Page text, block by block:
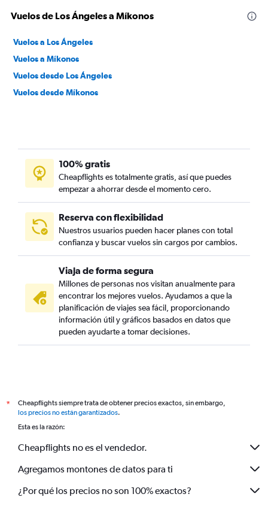
Vuelos de Los Ángeles a Míkonos
Vuelos a Los Ángeles
Vuelos a Míkonos
Vuelos desde Los Ángeles
Vuelos desde Míkonos
100% gratis
Cheapflights es totalmente gratis, así que puedes
empezar a ahorrar desde el momento cero.
Reserva con flexibilidad
Nuestros usuarios pueden hacer planes con total
confianza y buscar vuelos sin cargos por cambios.
Viaja de forma segura
Millones de personas nos visitan anualmente para
encontrar los mejores vuelos. Ayudamos a que la
planificación de viajes sea fácil, proporcionando
información útil y gráficos basados en datos que
pueden ayudarte a tomar decisiones.
*
Cheapflights siempre trata de obtener precios exactos, sin embargo,
los precios no están garantizados.
Esta es la razón:
Cheapflights no es el vendedor.
Agregamos montones de datos para ti
¿Por qué los precios no son 100% exactos?